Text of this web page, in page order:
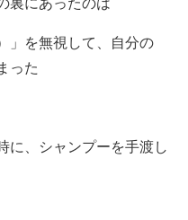
裏にあったのは
」を無視して、自分の
った
に、シャンプーを手渡し